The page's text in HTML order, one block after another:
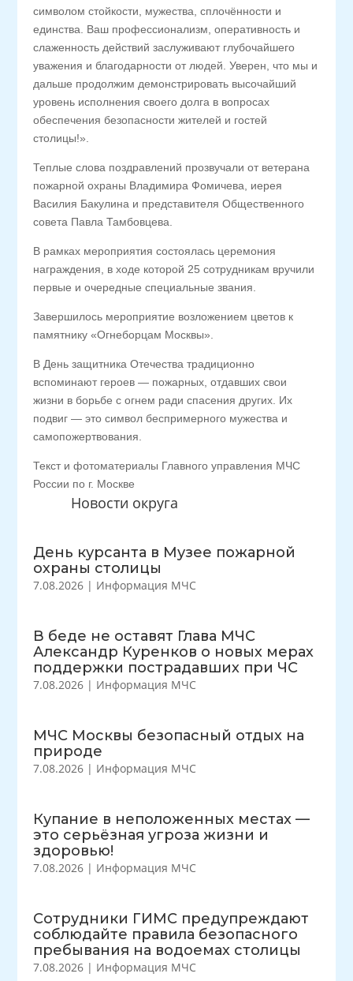
Новости округа
День курсанта в Музее пожарной
охраны столицы
7.08.2026 | Информация МЧС
В беде не оставят Глава МЧС
Александр Куренков о новых мерах
поддержки пострадавших при ЧС
7.08.2026 | Информация МЧС
МЧС Москвы безопасный отдых на
природе
7.08.2026 | Информация МЧС
Купание в неположенных местах —
это серьёзная угроза жизни и
здоровью!
7.08.2026 | Информация МЧС
Сотрудники ГИМС предупреждают
соблюдайте правила безопасного
пребывания на водоемах столицы
7.08.2026 | Информация МЧС
символом стойкости, мужества, сплочённости и
единства. Ваш профессионализм, оперативность и
слаженность действий заслуживают глубочайшего
уважения и благодарности от людей. Уверен, что мы и
дальше продолжим демонстрировать высочайший
уровень исполнения своего долга в вопросах
обеспечения безопасности жителей и гостей
столицы!».
Теплые слова поздравлений прозвучали от ветерана
пожарной охраны Владимира Фомичева, иерея
Василия Бакулина и представителя Общественного
совета Павла Тамбовцева.
В рамках мероприятия состоялась церемония
награждения, в ходе которой 25 сотрудникам вручили
первые и очередные специальные звания.
Завершилось мероприятие возложением цветов к
памятнику «Огнеборцам Москвы».
В День защитника Отечества традиционно
вспоминают героев — пожарных, отдавших свои
жизни в борьбе с огнем ради спасения других. Их
подвиг — это символ беспримерного мужества и
самопожертвования.
Текст и фотоматериалы Главного управления МЧС
России по г. Москве